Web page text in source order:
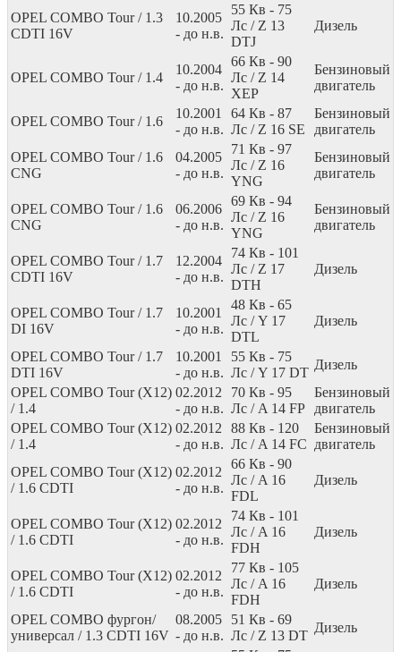
OPEL COMBO Tour / 1.3
CDTI 16V
10.2005
- до н.в.
55 Кв - 75
Лс / Z 13
DTJ
Дизель
OPEL COMBO Tour / 1.4
10.2004
- до н.в.
66 Кв - 90
Лс / Z 14
XEP
Бензиновый
двигатель
OPEL COMBO Tour / 1.6
10.2001
- до н.в.
64 Кв - 87
Лс / Z 16 SE
Бензиновый
двигатель
OPEL COMBO Tour / 1.6
CNG
04.2005
- до н.в.
71 Кв - 97
Лс / Z 16
YNG
Бензиновый
двигатель
OPEL COMBO Tour / 1.6
CNG
06.2006
- до н.в.
69 Кв - 94
Лс / Z 16
YNG
Бензиновый
двигатель
OPEL COMBO Tour / 1.7
CDTI 16V
12.2004
- до н.в.
74 Кв - 101
Лс / Z 17
DTH
Дизель
OPEL COMBO Tour / 1.7
DI 16V
10.2001
- до н.в.
48 Кв - 65
Лс / Y 17
DTL
Дизель
OPEL COMBO Tour / 1.7
DTI 16V
10.2001
- до н.в.
55 Кв - 75
Лс / Y 17 DT
Дизель
OPEL COMBO Tour (X12)
/ 1.4
02.2012
- до н.в.
70 Кв - 95
Лс / A 14 FP
Бензиновый
двигатель
OPEL COMBO Tour (X12)
/ 1.4
02.2012
- до н.в.
88 Кв - 120
Лс / A 14 FC
Бензиновый
двигатель
OPEL COMBO Tour (X12)
/ 1.6 CDTI
02.2012
- до н.в.
66 Кв - 90
Лс / A 16
FDL
Дизель
OPEL COMBO Tour (X12)
/ 1.6 CDTI
02.2012
- до н.в.
74 Кв - 101
Лс / A 16
FDH
Дизель
OPEL COMBO Tour (X12)
/ 1.6 CDTI
02.2012
- до н.в.
77 Кв - 105
Лс / A 16
FDH
Дизель
OPEL COMBO фургон/
универсал / 1.3 CDTI 16V
08.2005
- до н.в.
51 Кв - 69
Лс / Z 13 DT
Дизель